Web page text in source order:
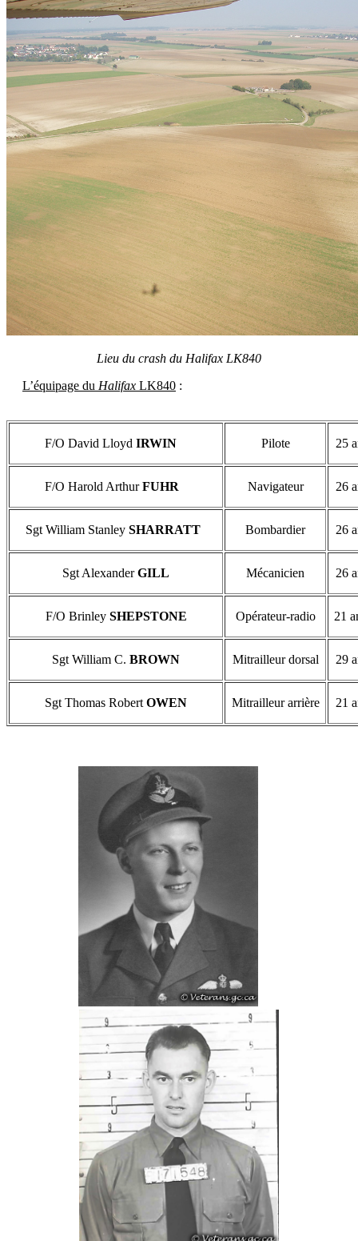
Lieu du crash du Halifax LK840
L’équipage du Halifax LK840 :
F/O David Lloyd IRWIN Pilote 25
F/O Harold ArthurFUHR Navigateur 26
Sgt William Stanley SHARRATT Bombardier 26
Sgt AlexanderGILL Mécanicien 26
F/O Brinley SHEPSTONE Opérateur-radio 21
Sgt William C. BROWN Mitrailleur dorsal 29
Sgt Thomas Robert OWEN Mitrailleur arrière 21